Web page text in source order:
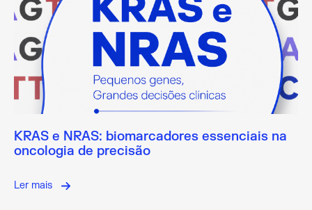
KRAS e NRAS: biomarcadores essenciais na
oncologia de precisão
Ler mais